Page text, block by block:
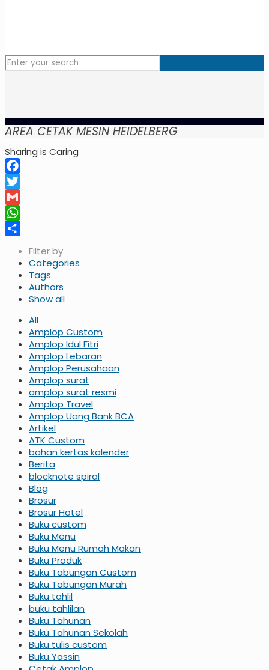
AREA CETAK MESIN HEIDELBERG
Sharing is Caring
Facebook
Twitter
Gmail
WhatsApp
Filter by
Categories
Tags
Authors
Show all
All
Amplop Custom
Amplop Idul Fitri
Amplop Lebaran
Amplop Perusahaan
Amplop surat
amplop surat resmi
Amplop Travel
Amplop Uang Bank BCA
Artikel
ATK Custom
bahan kertas kalender
Berita
blocknote spiral
Blog
Brosur
Brosur Hotel
Buku custom
Buku Menu
Buku Menu Rumah Makan
Buku Produk
Buku Tabungan Custom
Buku Tabungan Murah
Buku tahlil
buku tahlilan
Buku Tahunan
Buku Tahunan Sekolah
Buku tulis custom
Buku Yassin